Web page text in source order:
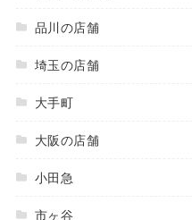
品川の店舗
埼玉の店舗
大手町
大阪の店舗
小田急
市ヶ谷